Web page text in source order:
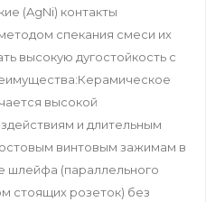
(AgNi) контакты
спекания смеси их
высокую дугостойкость с
высокой
и длительным
винтовым зажимам в
шлейфа (параллельного
стоящих розеток) без